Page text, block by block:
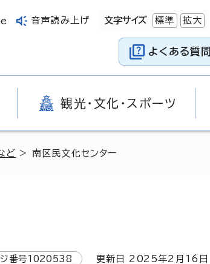
音声読み上げ 文字サイズ 標準 拡大
よくある質問
観光・文化・スポーツ
ど > 南区民文化センター
番号1020538 更新日 2025年2月 16 日